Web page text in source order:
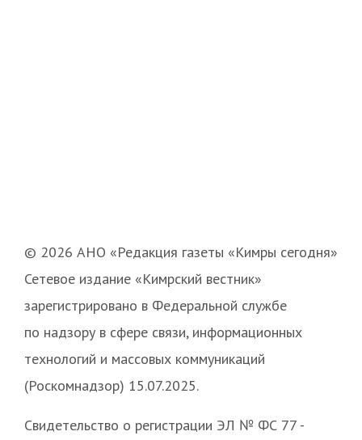
© 2026 АНО «Редакция газеты «Кимры сегодня»
Сетевое издание «Кимрский вестник»
зарегистрировано в Федеральной службе
по надзору в сфере связи, информационных
технологий и массовых коммуникаций
(Роскомнадзор) 15.07.2025.
Свидетельство о регистрации ЭЛ № ФС 77 -